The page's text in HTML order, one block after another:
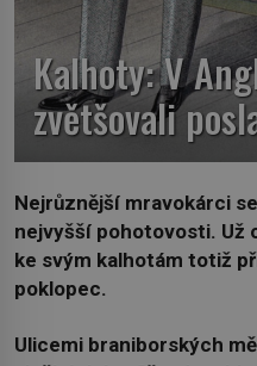
Kalhoty: V
zvětšovali
Nejrůznější mravokárci
nejvyšší pohotovosti. Už
ke svým kalhotám totiž
poklopec.
Ulicemi braniborských